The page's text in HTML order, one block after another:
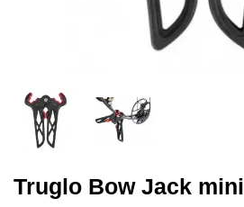
Truglo Bow Jack mini